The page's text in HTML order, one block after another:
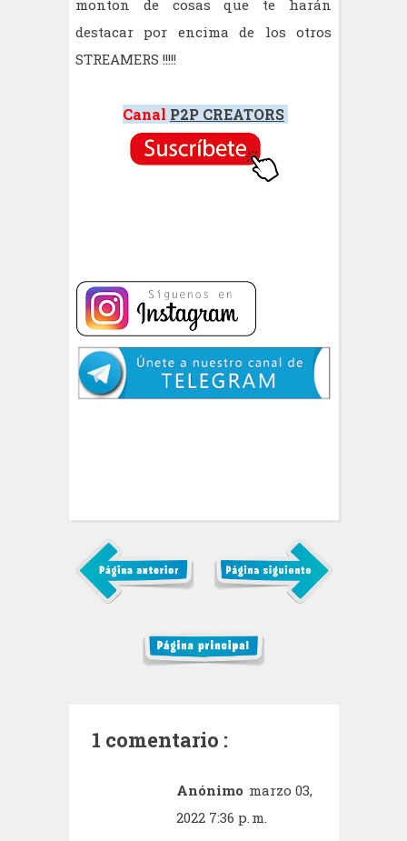
monton de cosas que te harán
destacar por encima de los otros
STREAMERS !!!!!
Canal P2P CREATORS
1 comentario :
Anónimo marzo 03,
2022 7:36 p. m.